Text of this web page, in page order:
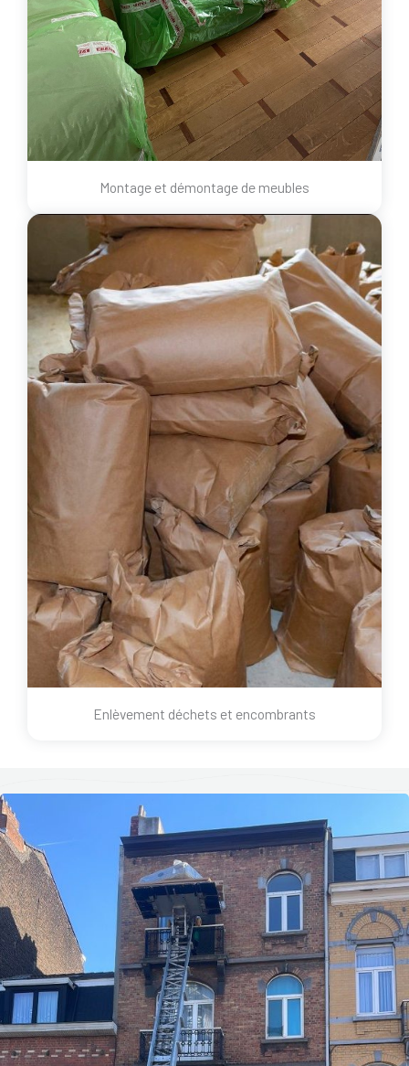
Montage et démontage de meubles
Enlèvement déchets et encombrants